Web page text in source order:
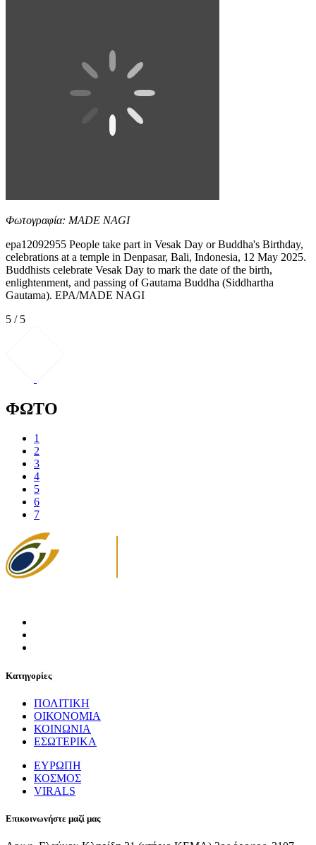
Φωτογραφία: MADE NAGI
epa12092955 People take part in Vesak Day or Buddha's Birthday,
celebrations at a temple in Denpasar, Bali, Indonesia, 12 May 2025.
Buddhists celebrate Vesak Day to mark the date of the birth,
enlightenment, and passing of Gautama Buddha (Siddhartha
Gautama). EPA/MADE NAGI
5 / 5
ΦΩΤΟ
1
2
3
4
5
6
7
Κατηγορίες
ΠΟΛΙΤΙΚΗ
ΟΙΚΟΝΟΜΙΑ
ΚΟΙΝΩΝΙΑ
ΕΣΩΤΕΡΙΚΑ
ΕΥΡΩΠΗ
ΚΟΣΜΟΣ
VIRALS
Επικοινωνήστε μαζί μας